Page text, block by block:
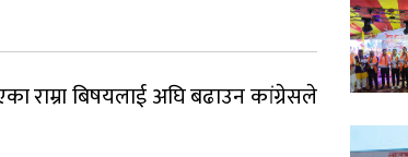
राम्रा बिषयलाई अघि बढाउन कांग्रेसले